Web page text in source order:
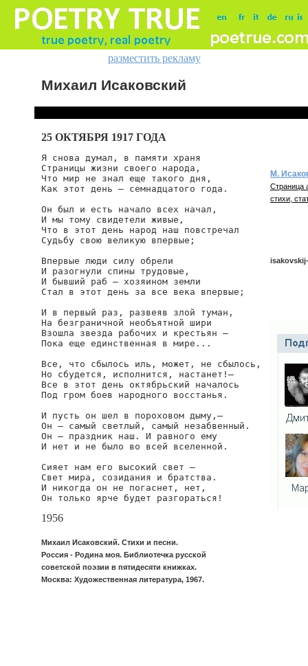
разместить рекламу
Михаил Исаковский
25 ОКТЯБРЯ 1917 ГОДА
Я снова думал, в памяти храня
Страницы жизни своего народа,
Что мир не знал еще такого дня,
Как этот день — семнадцатого года.
Он был и есть начало всех начал,
И мы тому свидетели живые,
Что в этот день народ наш повстречал
Судьбу свою великую впервые;
Впервые люди силу обрели
И разогнули спины трудовые,
И бывший раб — хозяином земли
Стал в этот день за все века впервые;
И в первый раз, развеяв злой туман,
На безграничной необъятной шири
Взошла звезда рабочих и крестьян —
Пока еще единственная в мире...
Все, что сбылось иль, может, не сбылось,
Но сбудется, исполнится, настанет!—
Все в этот день октябрьский началось
Под гром боев народного восстанья.
И пусть он шел в пороховом дыму,—
Он — самый светлый, самый незабвенный.
Он — праздник наш. И равного ему
И нет и не было во всей вселенной.
Сияет нам его высокий свет —
Свет мира, созидания и братства.
И никогда он не погаснет, нет,
Он только ярче будет разгораться!
1956
Михаил Исаковский. Стихи и песни.
Россия - Родина моя. Библиотечка русской
советской поэзии в пятидесяти книжках.
Москва: Художественная литература, 1967.
М.
Страница
стихи,